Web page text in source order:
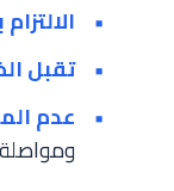
تقبل
عدم